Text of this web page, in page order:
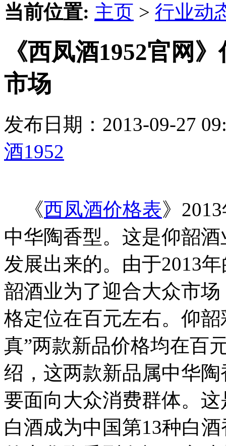
当前位置: 主页 > 行业动
《西凤酒1952官网
市场
发布日期：2013-09-27
酒1952
《西凤酒价格表》
中华陶香型。这是仰韶
发展出来的。由于2013
韶酒业为了迎合大众市
格定位在百元左右。仰
真”两款新品价格均在百
绍，这两款新品属中华
要面向大众消费群体。
白酒成为中国第13种白